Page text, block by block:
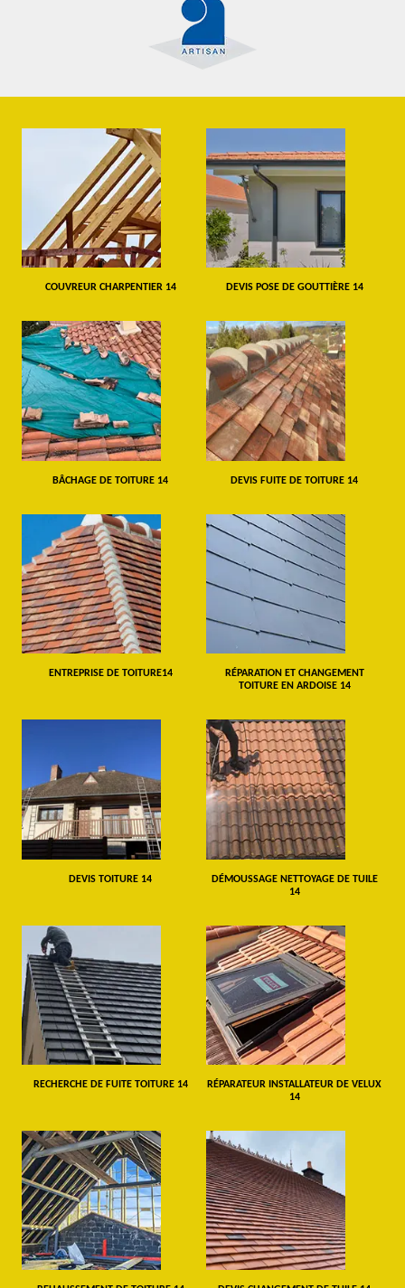
COUVREUR CHARPENTIER 14 DEVIS POSE DE GOUTTIÈRE 14
BÂCHAGE DE TOITURE 14 DEVIS FUITE DE TOITURE 14
ENTREPRISE DE TOITURE14
RÉPARATION ET CHANGEMENT
TOITURE EN ARDOISE 14
DEVIS TOITURE 14
DÉMOUSSAGE NETTOYAGE DE TUILE
14
RECHERCHE DE FUITE TOITURE 14
RÉPARATEUR INSTALLATEUR DE VELUX
14